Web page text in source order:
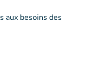
aux besoins des